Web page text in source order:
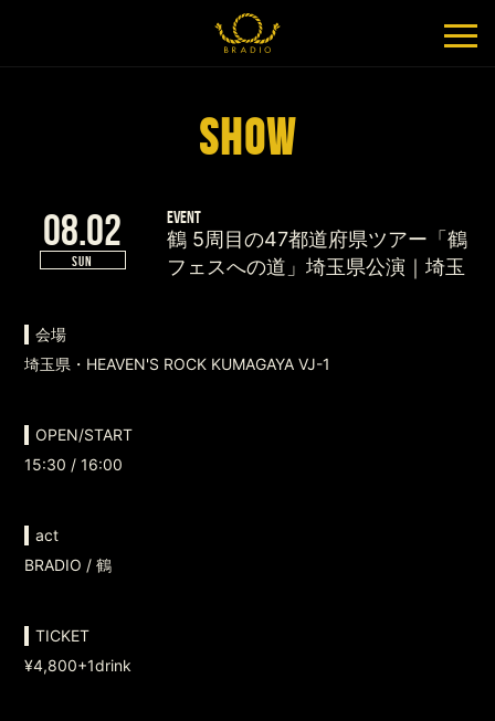
SHOW
08.02
SUN
EVENT
鶴 5周⽬の47都道府県ツアー「鶴
フェスへの道」埼⽟県公演｜埼玉
会場
埼玉県・HEAVEN'S ROCK KUMAGAYA VJ-1
OPEN/START
15:30 / 16:00
act
BRADIO / 鶴
TICKET
¥4,800+1drink